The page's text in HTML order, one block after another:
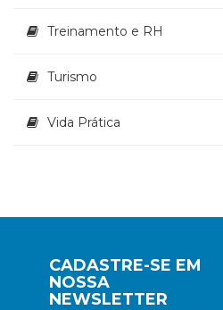
Treinamento e RH
Turismo
Vida Prática
CADASTRE-SE EM
NOSSA
NEWSLETTER